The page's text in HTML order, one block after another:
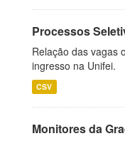
Processos
Relação das vagas
ingresso na Unifei.
CSV
Monitores da